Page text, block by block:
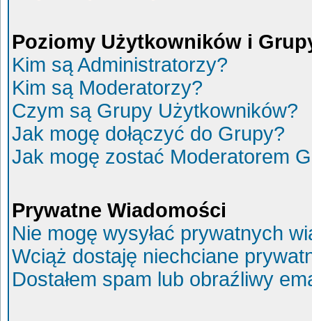
Poziomy Użytkowników i
Kim są Administratorzy?
Kim są Moderatorzy?
Czym są Grupy Użytkowników?
Jak mogę dołączyć do Grupy?
Jak mogę zostać Moderatorem
Prywatne Wiadomości
Nie mogę wysyłać prywatnych
Wciąż dostaję niechciane
Dostałem spam lub obraźliwy